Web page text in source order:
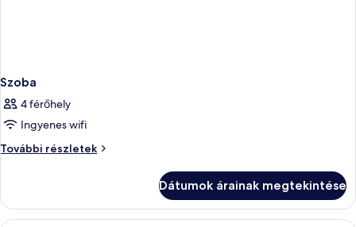
Szoba
4 férőhely
Ingyenes wifi
További részletek
Szoba
Dátumok árainak megtekintése